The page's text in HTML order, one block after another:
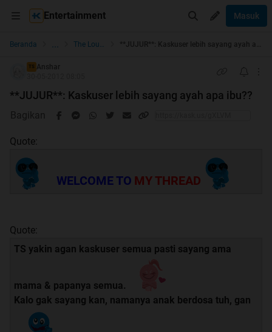
Entertainment Masuk
Beranda ... The Lounge
TS Anshar
**JUJUR**: Kaskuser lebih sayang ayah apa ibu??
Bagikan
Quote:
WELCOME TO MY THREAD
Quote:
TS yakin agan kaskuser semua pasti sayang ama
mama & papanya semua.
Kalo gak sayang kan, namanya anak berdosa tuh, gan